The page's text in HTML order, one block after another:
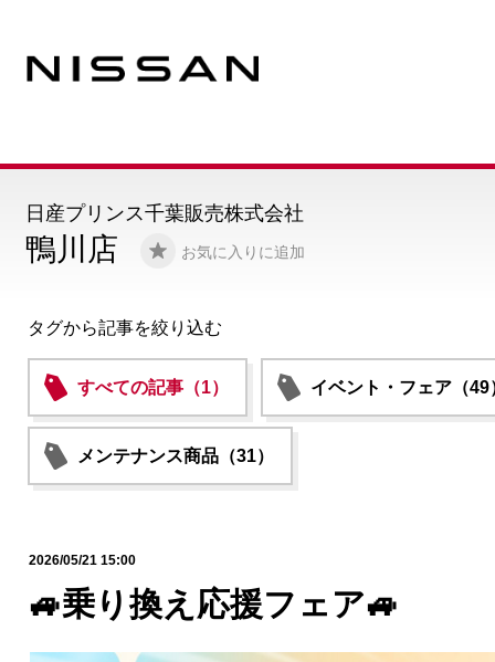
鴨川店 お気に入りに追加
日産プリンス千葉販売株式会社
タグから記事を絞り込む
すべての記事（1） イベント・フェア（49
メンテナンス商品（31）
2026/05/21 15:00
🚙乗り換え応援フェア🚙